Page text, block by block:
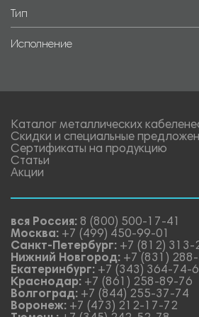
Тип
Исполнение
Каталог металлических
Скидки и специальные
Сертификаты на продукцию
Статьи
Акции
вся Россия: 8 (800) 500-17-41
Москва: +7 (499) 450-99-01
Санкт-Петербург: +7 (812) 313-
Нижний Новгород: +7 (831)
Екатеринбург: +7 (343) 364-74-
Краснодар: +7 (861) 258-89-76
Волгоград: +7 (844) 255-37-74
Воронеж: +7 (473) 212-17-72